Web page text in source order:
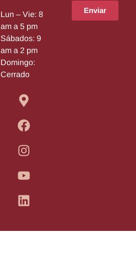
Lun – Vie: 8
am a 5 pm
Sábados: 9
am a 2 pm
Domingo:
Cerrado
Enviar